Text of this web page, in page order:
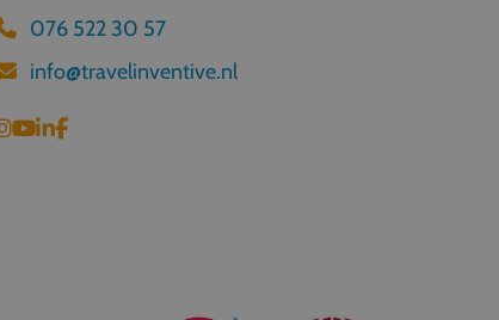
076 522 30 57
info@travelinventive.nl